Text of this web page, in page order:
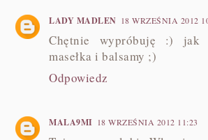
LADY MADLEN 18 WRZEŚNIA 2012
Chętnie wypróbuję :) jak
masełka i balsamy ;)
Odpowiedz
MALA9MI 18 WRZEŚNIA 2012 11:23